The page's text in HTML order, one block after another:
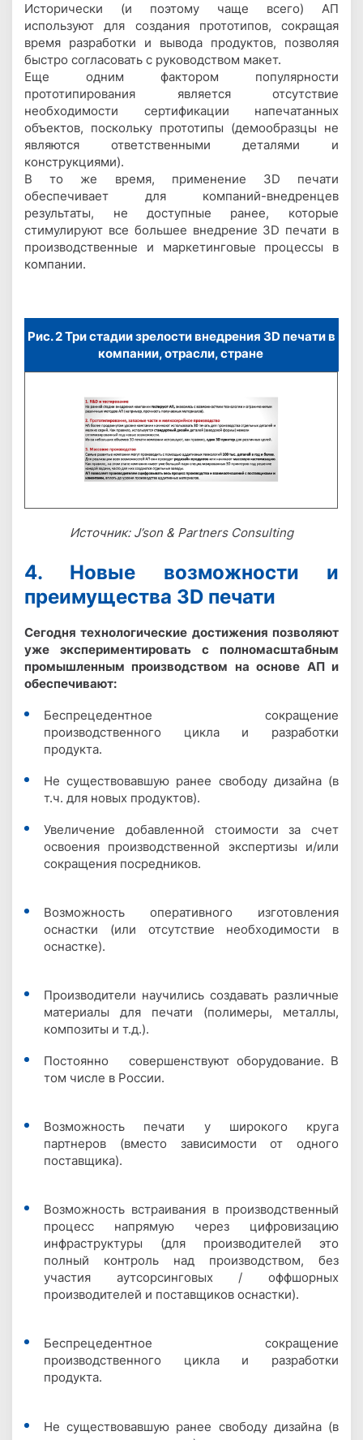
Исторически (и поэтому чаще всего) АП
используют для создания прототипов, сокращая
время разработки и вывода продуктов, позволяя
быстро согласовать с руководством макет.
Еще одним фактором популярности
прототипирования является отсутствие
необходимости сертификации напечатанных
объектов, поскольку прототипы (демообразцы не
являются ответственными деталями и
конструкциями).
В то же время, применение 3D печати
обеспечивает для компаний-внедренцев
результаты, не доступные ранее, которые
стимулируют все большее внедрение 3D печати в
производственные и маркетинговые процессы в
компании.
Рис. 2 Три стадии зрелости внедрения 3D печати в
компании, отрасли, стране
Источник: J’son & Partners Consulting
4. Новые возможности и
преимущества 3D печати
Сегодня технологические достижения позволяют
уже экспериментировать с полномасштабным
промышленным производством на основе АП и
обеспечивают:
Беспрецедентное сокращение
производственного цикла и разработки
продукта.
Не существовавшую ранее свободу дизайна (в
т.ч. для новых продуктов).
Увеличение добавленной стоимости за счет
освоения производственной экспертизы и/или
сокращения посредников.
Возможность оперативного изготовления
оснастки (или отсутствие необходимости в
оснастке).
Производители научились создавать различные
материалы для печати (полимеры, металлы,
композиты и т.д.).
Постоянно совершенствуют оборудование. В
том числе в России.
Возможность печати у широкого круга
партнеров (вместо зависимости от одного
поставщика).
Возможность встраивания в производственный
процесс напрямую через цифровизацию
инфраструктуры (для производителей это
полный контроль над производством, без
участия аутсорсинговых / оффшорных
производителей и поставщиков оснастки).
Беспрецедентное сокращение
производственного цикла и разработки
продукта.
Не существовавшую ранее свободу дизайна (в